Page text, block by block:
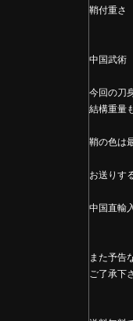
鞘付重
中国武術
今回の刀
結構重量
鞘の色は
お送りす
中国直輸
また予告
ご了承下